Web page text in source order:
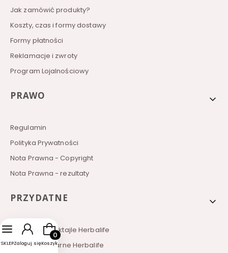
Jak zamówić produkty?
Koszty, czas i formy dostawy
Formy płatności
Reklamacje i zwroty
Program Lojalnościowy
PRAWO
Regulamin
Polityka Prywatności
Nota Prawna - Copyright
Nota Prawna - rezultaty
PRZYDATNE
Przepisy na koktajle Herbalife
Przepisy kulinarne Herbalife
SKLEPZaloguj się
Produkty w koszyku: 0. Zobacz szczegóły
Koszyk